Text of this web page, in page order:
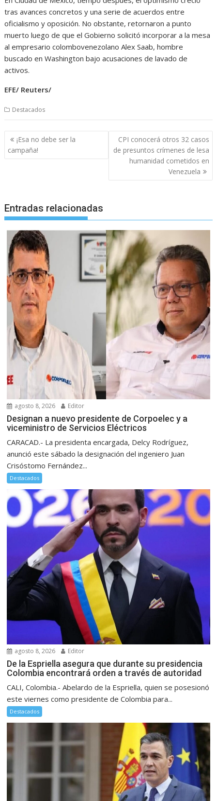
tras avances concretos y una serie de acuerdos entre
oficialismo y oposición. No obstante, retornaron a punto
muerto luego de que el Gobierno solicitó incorporar a la mesa
al empresario colombovenezolano Alex Saab, hombre
buscado en Washington bajo acusaciones de lavado de
activos.
EFE/ Reuters/
Destacados
Navegación
de
entradas
¡Esa no debe ser la
campaña!
CPI conocerá otros 32 casos
de presuntos crímenes de lesa
humanidad cometidos en
Venezuela
Entradas relacionadas
agosto 8, 2026 Editor
Designan a nuevo presidente de Corpoelec y a
viceministro de Servicios Eléctricos
CARACAD.- La presidenta encargada, Delcy Rodríguez,
anunció este sábado la designación del ingeniero Juan
Crisóstomo Fernández...
Destacados
agosto 8, 2026 Editor
De la Espriella asegura que durante su presidencia
Colombia encontrará orden a través de autoridad
CALI, Colombia.- Abelardo de la Espriella, quien se posesionó
este viernes como presidente de Colombia para...
Destacados